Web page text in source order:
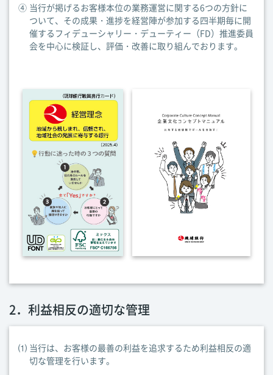
④ 当行が掲げるお客様本位の業務運営に関する6つの方針に
ついて、その成果・進捗を経営陣が参加する四半期毎に開
催するフィデューシャリー・デューティー（FD）推進委員
会を中心に検証し、評価・改善に取り組んでおります。
2．利益相反の適切な管理
⑴ 当行は、お客様の最善の利益を追求するため利益相反の適
切な管理を行います。